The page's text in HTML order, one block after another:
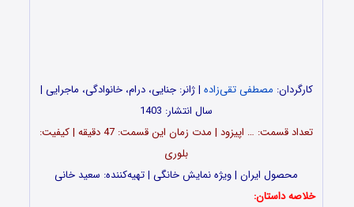
کارگردان: مصطفی تقی‌زاده | ژانر: جنایی، درام، خانوادگی، ماجرایی |
سال انتشار: 1403
تعداد قسمت‌: … اپیزود | مدت زمان این قسمت: 47 دقیقه | کیفیت:
بلوری
محصول ایران | ویژه نمایش خانگی | تهیه‌کننده: سعید خانی
خلاصه داستان: